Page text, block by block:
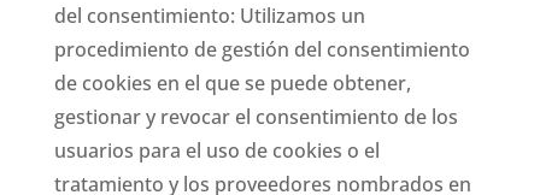
del consentimiento: Utilizamos un
procedimiento de gestión del consentimiento
de cookies en el que se puede obtener,
gestionar y revocar el consentimiento de los
usuarios para el uso de cookies o el
tratamiento y los proveedores nombrados en